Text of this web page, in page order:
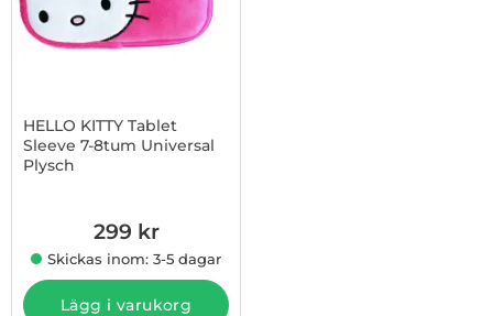
HELLO KITTY Tablet
Sleeve 7-8tum Universal
Plysch
299 kr
Skickas inom: 3-5 dagar
Lägg i varukorg